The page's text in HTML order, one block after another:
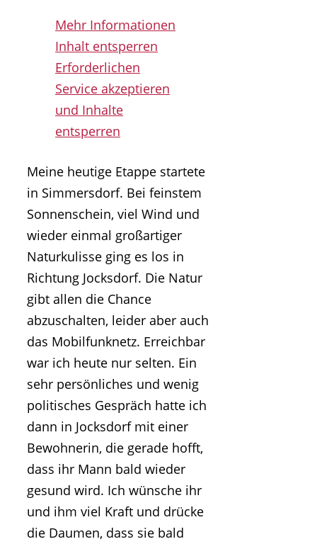
Mehr Informationen
Inhalt entsperren
Erforderlichen
Service akzeptieren
und Inhalte
entsperren
Meine heutige Etappe startete
in Simmersdorf. Bei feinstem
Sonnenschein, viel Wind und
wieder einmal großartiger
Naturkulisse ging es los in
Richtung Jocksdorf. Die Natur
gibt allen die Chance
abzuschalten, leider aber auch
das Mobilfunknetz. Erreichbar
war ich heute nur selten. Ein
sehr persönliches und wenig
politisches Gespräch hatte ich
dann in Jocksdorf mit einer
Bewohnerin, die gerade hofft,
dass ihr Mann bald wieder
gesund wird. Ich wünsche ihr
und ihm viel Kraft und drücke
die Daumen, dass sie bald